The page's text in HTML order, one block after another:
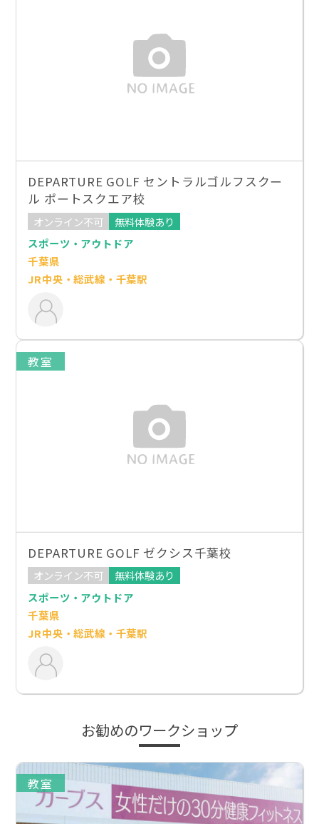
DEPARTURE GOLF セントラルゴルフスクー
ル ポートスクエア校
オンライン不可
無料体験あり
スポーツ・アウトドア
千葉県
JR中央・総武線・千葉駅
教室
DEPARTURE GOLF ゼクシス千葉校
オンライン不可
無料体験あり
スポーツ・アウトドア
千葉県
JR中央・総武線・千葉駅
お勧めのワークショップ
教室